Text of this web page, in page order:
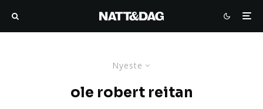
Nyeste
ole robert reitan